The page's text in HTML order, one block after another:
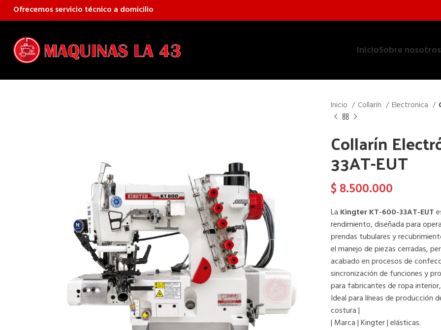
Ofrecemos servicio técnico a domicilio
InicioSobre nosotros
Inicio Collarín Electronica
Collarín
33AT-EUT
$ 8.500.000
La Kingter KT-600-33AT-EUT
rendimiento, diseñada para
prendas tubulares y
el manejo de piezas cerradas,
acabado en procesos de
sincronización de funciones y
para fabricantes de ropa
Ideal para líneas de producción
costura |
| Marca | Kingter | elásticas.